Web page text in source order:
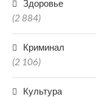
Здоровье
(2 884)
Криминал
(2 106)
Культура